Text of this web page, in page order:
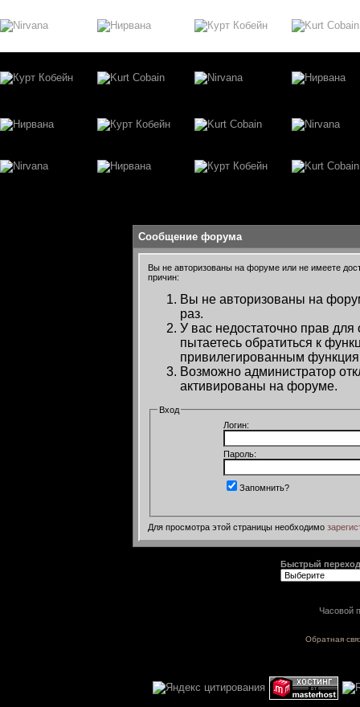
Сообщение форума
Вы не авторизованы на форуме или не имеете
причин:
Вы не авторизованы на
раз.
У вас недостаточно прав
пытаетесь обратиться к
привилегированным
Возможно администратор
активированы на форуме.
Вход
Логин:
Пароль:
Запомнить?
Для просмотра этой страницы необходимо
Быстрый переход
Часовой
Обратная